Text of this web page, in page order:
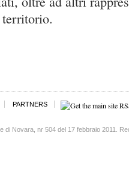
PARTNERS
di Novara, nr 504 del 17 febbraio 2011.